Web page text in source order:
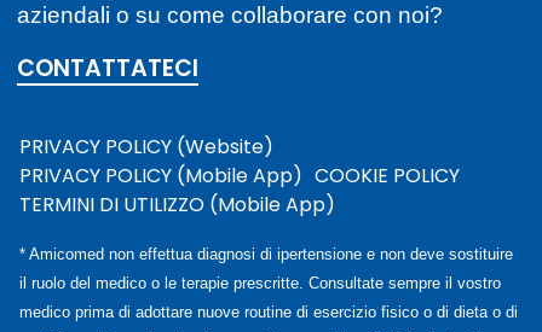
aziendali o su come collaborare con noi?
CONTATTATECI
PRIVACY POLICY (Website)
PRIVACY POLICY (Mobile App) COOKIE POLICY
TERMINI DI UTILIZZO (Mobile App)
* Amicomed non effettua diagnosi di ipertensione e non deve sostituire
il ruolo del medico o le terapie prescritte. Consultate sempre il vostro
medico prima di adottare nuove routine di esercizio fisico o di dieta o di